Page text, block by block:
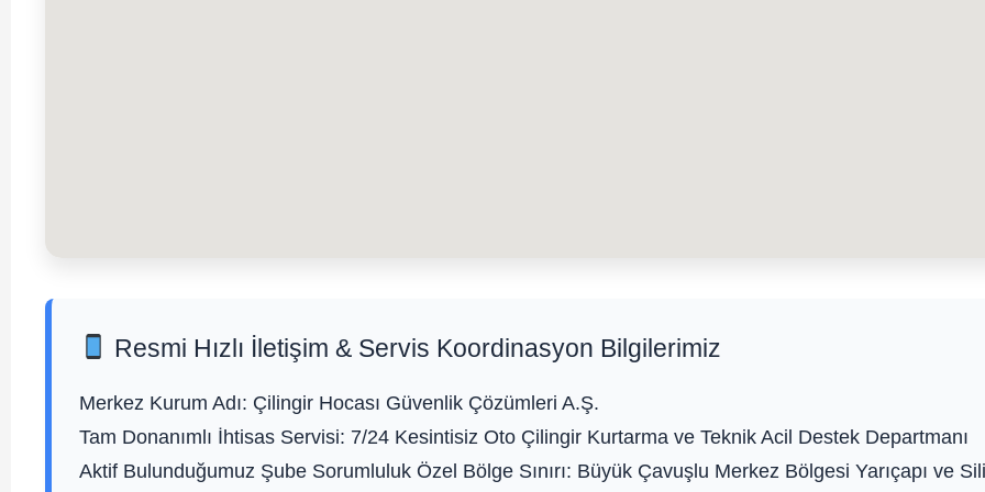
Resmi Hızlı İletişim & Servis Koordinasyon Bilgilerimiz
Merkez Kurum Adı: Çilingir Hocası Güvenlik Çözümleri A.Ş.
Tam Donanımlı İhtisas Servisi: 7/24 Kesintisiz Oto Çilingir Kurtarma ve Teknik Acil Destek Departmanı
Aktif Bulunduğumuz Şube Sorumluluk Özel Bölge Sınırı: Büyük Çavuşlu Merkez Bölgesi Yarıçapı ve